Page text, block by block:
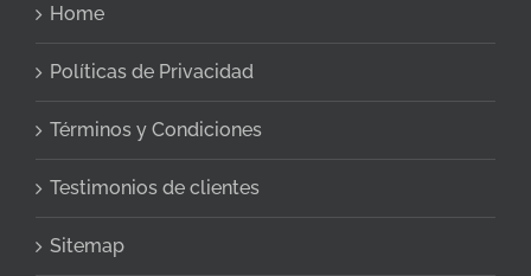
Home
Políticas de Privacidad
Términos y Condiciones
Testimonios de clientes
Sitemap